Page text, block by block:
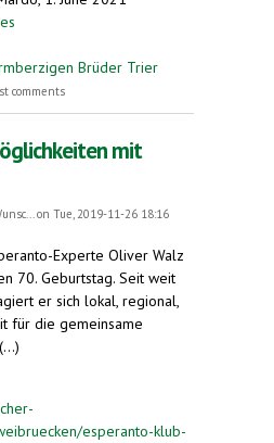
Brüder Trier
Patientenversorgung
comments
mit
on Tue, 2019-11-26 18:16
Experte Oliver Walz
70. Geburtstag. Seit weit
er sich lokal, regional,
für die gemeinsame
esperanto-klub-